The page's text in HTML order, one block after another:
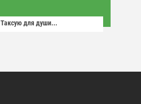
Таксую для души...